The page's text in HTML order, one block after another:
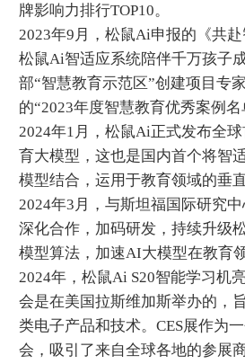
牌影响力排行TOP10。
2023年9月，松鼠Ai申报的《共赴
松鼠Ai智适应系统陪伴千万孩子
部“智慧教育示范区”创建项目专
的“2023年度智慧教育优秀案例名
2024年1月，松鼠Ai正式发布全
育大模型，这也是国内首个将智
模型结合，运用于教育领域的垂
2024年3月，与斯坦福国际研究
深化合作，加码研发，持续升级
模型算法，加速AI大模型在教育
2024年，松鼠Ai S20智能学习机
会是在美国拉斯维加斯举办的，
类电子产品和技术。CES展作为
会，吸引了来自全球各地的参展